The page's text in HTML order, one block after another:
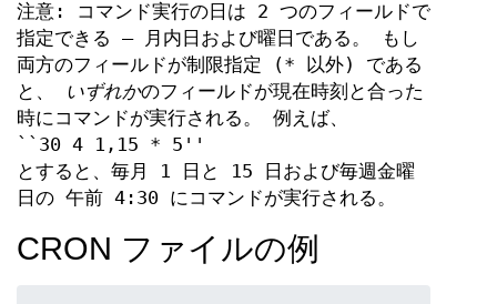
注意: コマンド実行の日は 2 つのフィールドで
指定できる — 月内日および曜日である。 もし
両方のフィールドが制限指定 (* 以外) である
と、
いずれかのフィールドが現在時刻と合った
時にコマンドが実行される。 例えば、
``30 4 1,15 * 5''
とすると、毎月 1 日と 15 日および毎週金曜
日の 午前 4:30 にコマンドが実行される。
CRON ファイルの例